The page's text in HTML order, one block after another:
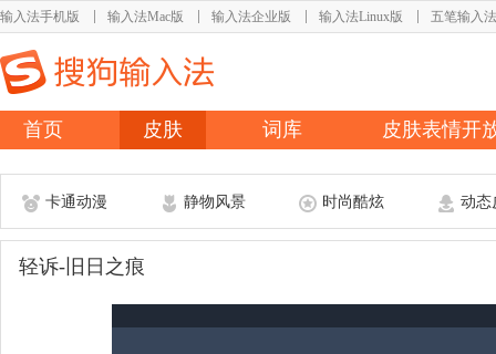
输入法手机版 输入法Mac版 输入法企业版 输入法Linux版 五笔输入法
首页 皮肤 词库 皮肤表情开
卡通动漫 静物风景 时尚酷炫 动态
轻诉-旧日之痕